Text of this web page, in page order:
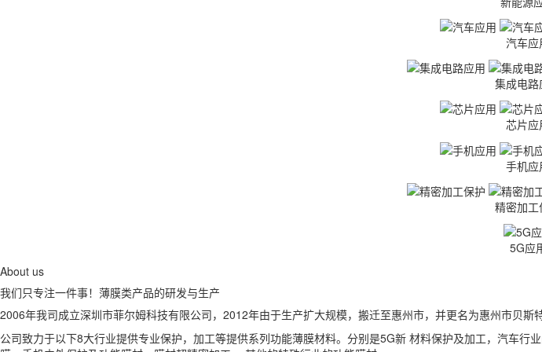
汽车应
集成电路
芯片应
手机应
精密加工
5G应
About us
我们只专注一件事！ 薄膜类产品的研发与生产
2006年我司成立深圳市菲尔姆科技有限公司，2012年由于生产扩大规模，搬迁至惠州市，并更名为惠州市贝斯
公司致力于以下8大行业提供专业保护，加工等提供系列功能薄膜材料。分别是5G新 材料保护及加工，汽车